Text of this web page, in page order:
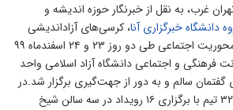
به نقل از خبرنگار حوزه اندیشه و
خبرگزاری آنا، کرسی‌های آزاداندیشی
واحدهای استان تهران با محوریت اجتماعی طی دو روز ۲۳ و ۲۴ اسفندماه ۹۹
و اجتماعی دانشگاه آزاد اسلامی واحد
سالم و به دور از جهت‌گیری برگزار شد.در
این رویدادها، رقابت بین ۳۲ تیم با برگزاری ۱۶ رویداد در سه سالن شیخ